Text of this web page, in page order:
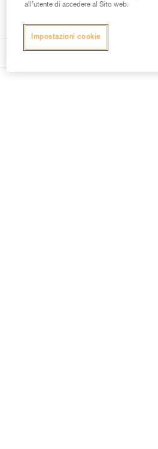
Informazioni tecniche
all’utente di accedere al Sito web.
Impostazioni cookie